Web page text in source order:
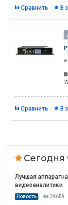
Сравнить В
Сравнить В
Сегодня
Лучшая
видеоаналитики
Новость 39659